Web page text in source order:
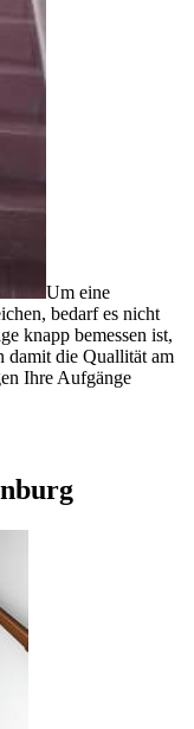
Um eine
bedarf es nicht
knapp bemessen ist,
damit die Quallität am
Ihre Aufgänge